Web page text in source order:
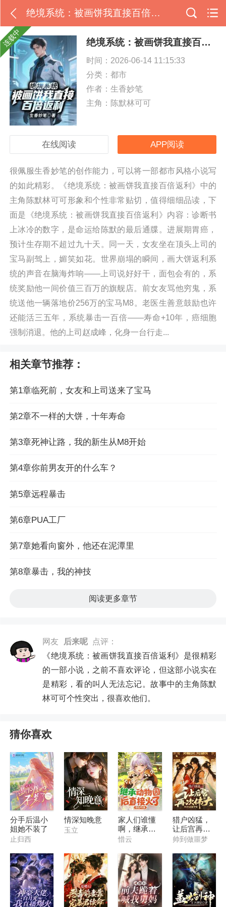
绝境系统：被画饼我直接百倍返利
连载中 绝境系统：被画饼我直接百倍返利
时间：2026-06-14 11:15:33
分类： 都市
作者：生香妙笔
主角：陈默林可可
在线阅读 APP阅读
很佩服生香妙笔的创作能力，可以将一部都市风格小说写
的如此精彩。《绝境系统：被画饼我直接百倍返利》中的
主角陈默林可可形象和个性非常贴切，值得细细品读，下
面是《绝境系统：被画饼我直接百倍返利》内容：诊断书
上冰冷的数字，是命运给陈默的最后通牒。进展期胃癌，
预计生存期不超过九十天。同一天，女友坐在顶头上司的
宝马副驾上，媚笑如花。世界崩塌的瞬间，画大饼返利系
统的声音在脑海炸响——上司说好好干，面包会有的，系
统奖励他一间价值三百万的旗舰店。前女友骂他穷鬼，系
统送他一辆落地价256万的宝马M8。老医生善意鼓励也许
还能活三五年，系统暴击一百倍——寿命+10年，癌细胞
强制消退。他的上司赵成峰，化身一台行走...
相关章节推荐：
第1章临死前，女友和上司送来了宝马
第2章不一样的大饼，十年寿命
第3章死神让路，我的新生从M8开始
第4章你前男友开的什么车？
第5章远程暴击
第6章PUA工厂
第7章她看向窗外，他还在泥潭里
第8章暴击，我的神技
阅读更多章节
网友 后来呢
点评：
《绝境系统：被画饼我直接百倍返利》是很精彩
的一部小说，之前不喜欢评论，但这部小说实在
是精彩，看的叫人无法忘记。故事中的主角陈默
林可可个性突出，很喜欢他们。
猜你喜欢
分手后温小
姐她不装了
止归西
情深知晚意
玉立
家人们谁懂
啊，继承动
物园后直接
惜云
猎户凶猛，
让后宫再次
伟大
帅到做噩梦